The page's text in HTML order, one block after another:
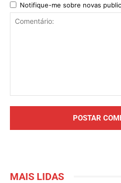
Notifique-me sobre novas
MAIS LIDAS